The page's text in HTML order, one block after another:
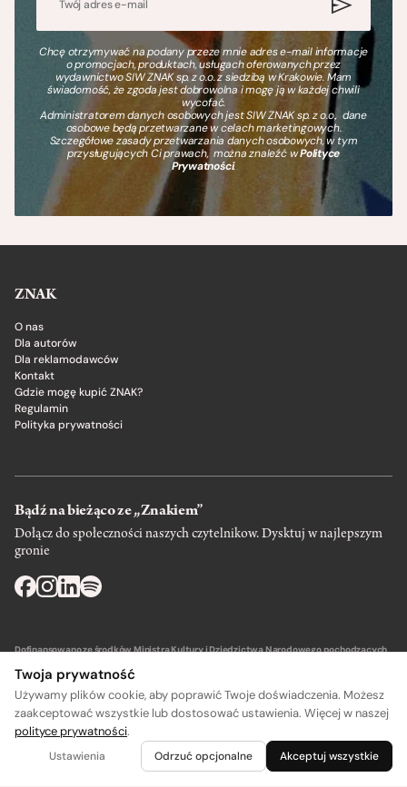
Chcę otrzymywać na podany przeze mnie adres e-mail informacje
o promocjach, produktach, usługach oferowanych przez
wydawnictwo SIW ZNAK sp. z o.o. z siedzibą w Krakowie. Mam
świadomość, że zgoda jest dobrowolna i mogę ją w każdej chwili
wycofać.
Administratorem danych osobowych jest SIW ZNAK sp. z o.o., dane
osobowe będą przetwarzane w celach marketingowych.
Szczegółowe zasady przetwarzania danych osobowych, w tym
przysługujących Ci prawach, można znaleźć wPolityce
Prywatności.
ZNAK
O nas
Dla autorów
Dla reklamodawców
Kontakt
Gdzie mogę kupić ZNAK?
Regulamin
Polityka prywatności
Bądź na bieżąco ze „Znakiem”
Dołącz do społeczności naszych czytelnikow. Dysktuj w najlepszym
gronie
Dofinansowano ze środków Ministra Kultury i Dziedzictwa Narodowego pochodzących
Wydawca: SIW Znak w Krakowie
Twoja prywatność
Używamy plików cookie, aby poprawić Twoje doświadczenia. Możesz
zaakceptować wszystkie lub dostosować ustawienia. Więcej w naszej
polityce prywatności.
Ustawienia Odrzuć opcjonalne Akceptuj wszystkie